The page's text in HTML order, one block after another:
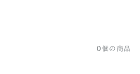
0個の商品